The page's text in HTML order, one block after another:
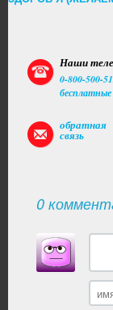
Наши
0-800-500-
бесплатные
обратная
связь
0